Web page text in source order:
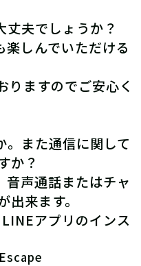
夫でしょうか？
しんでいただける
りますのでご安心く
また通信に関して
か？
声通話またはチャ
来ます。
アプリのインス